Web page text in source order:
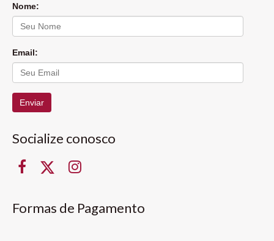
Nome:
Email:
Enviar
Socialize conosco
Formas de Pagamento